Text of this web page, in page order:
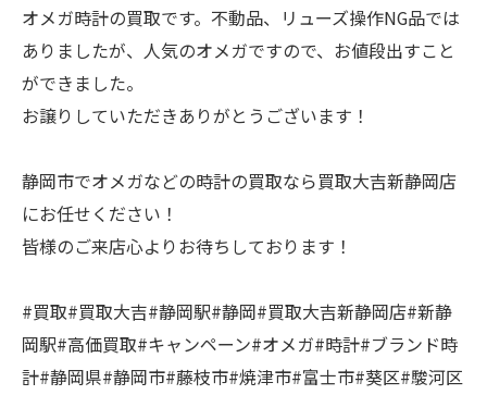
オメガ時計の買取です。不動品、リューズ操作NG品では
ありましたが、人気のオメガですので、お値段出すこと
ができました。
お譲りしていただきありがとうございます！
静岡市でオメガなどの時計の買取なら買取大吉新静岡店
にお任せください！
皆様のご来店心よりお待ちしております！
#買取#買取大吉#静岡駅#静岡#買取大吉新静岡店#新静
岡駅#高価買取#キャンペーン#オメガ#時計#ブランド時
計#静岡県#静岡市#藤枝市#焼津市#富士市#葵区#駿河区